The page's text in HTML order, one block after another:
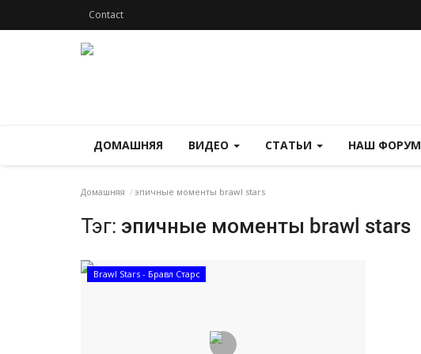
Contact
ДОМАШНЯЯ ВИДЕО СТАТЬИ НАШ ФОРУМ
Домашняя эпичные моменты brawl stars
Тэг: эпичные моменты brawl stars
Brawl Stars - Бравл Старс